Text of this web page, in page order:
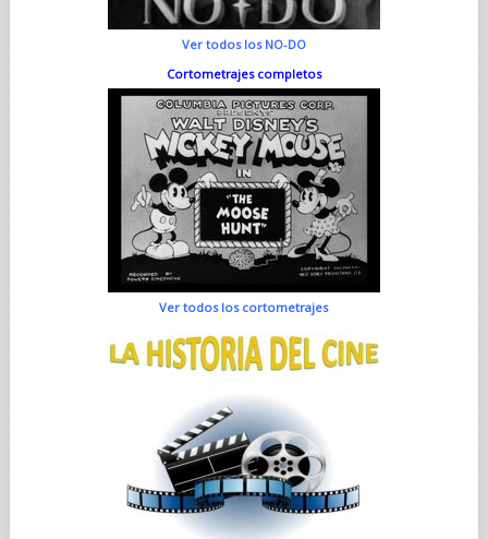
Ver todos los NO-DO
Cortometrajes completos
Ver todos los cortometrajes